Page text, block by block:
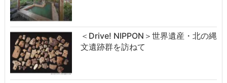
＜Drive! NIPPON＞世界遺産・北の縄
文遺跡群を訪ねて